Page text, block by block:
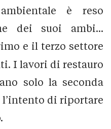
è reso
dei suoi ambi...
e il terzo settore
I lavori di restauro
solo la seconda
l’intento di riportare